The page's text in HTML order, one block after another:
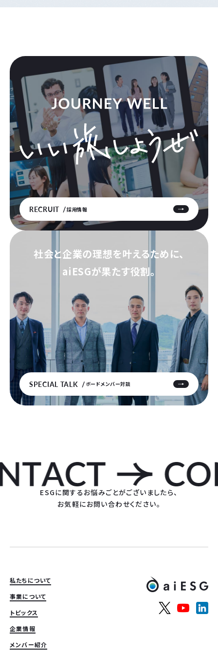
RECRUIT 採用情報
社会と企業の理想を叶えるために、
aiESGが果たす役割。
SPECIAL TALK ボードメンバー対談
ESGに関するお悩みごとがございましたら、
お気軽にお問い合わせください。
私たちについて
事業について
トピックス
企業情報
メンバー紹介